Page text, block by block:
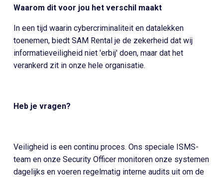
Waarom dit voor jou het verschil maakt
In een tijd waarin cybercriminaliteit en datalekken
toenemen, biedt SAM Rental je de zekerheid dat wij
informatieveiligheid niet 'erbij' doen, maar dat het
verankerd zit in onze hele organisatie.
Heb je vragen?
Veiligheid is een continu proces. Ons speciale ISMS-
team en onze Security Officer monitoren onze systemen
dagelijks en voeren regelmatig interne audits uit om de